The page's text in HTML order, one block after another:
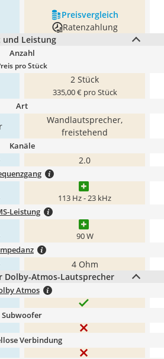
Preis­vergleich
Ratenzahlung
und Leistung
Anzahl
pro Stück
2 Stück
335,00 € pro Stück
Art
Wandlautsprecher,
freistehend
Kanäle
2.0
113 Hz - 23 kHz
Leistung
90 W
4 Ohm
Dolby-Atmos-Lautsprecher
Atmos
Subwoofer
Verbindung